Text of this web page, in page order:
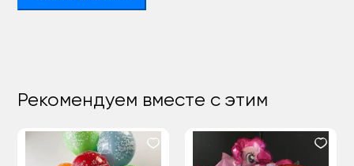
Рекомендуем вместе с этим